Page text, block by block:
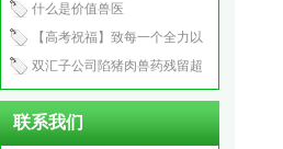
什么是价值兽医
【高考祝福】致每一个全力以
赴的你：笔锋所至，心之所向
双汇子公司陷猪肉兽药残留超
标风波！
联系我们